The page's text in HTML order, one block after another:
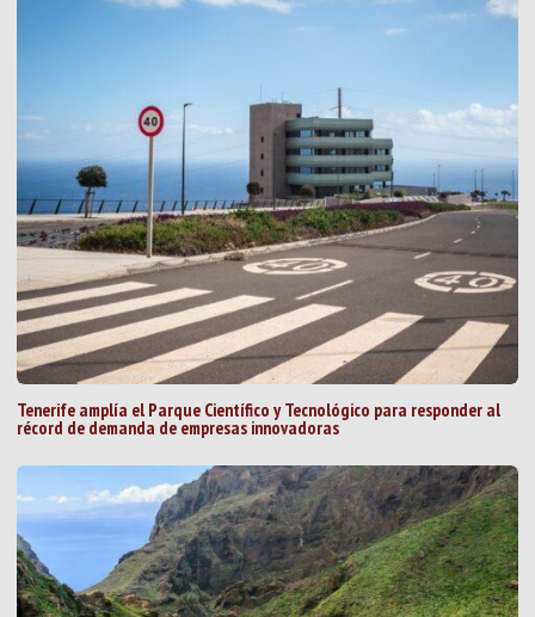
Tenerife amplía el Parque Científico y Tecnológico para responder al
récord de demanda de empresas innovadoras